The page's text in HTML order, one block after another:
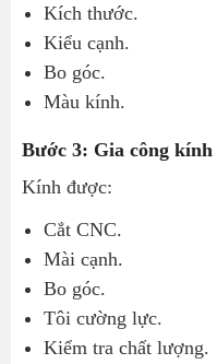
Kích thước.
Kiểu cạnh.
Bo góc.
Màu kính.
Bước 3: Gia công kính
Kính được:
Cắt CNC.
Mài cạnh.
Bo góc.
Tôi cường lực.
Kiểm tra chất lượng.